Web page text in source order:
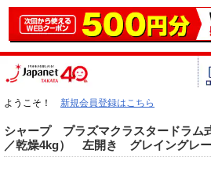
ようこそ！ 新規会員登録はこちら
シャープ プラズマクラスタードラ
／乾燥4kg） 左開き グレイングレ